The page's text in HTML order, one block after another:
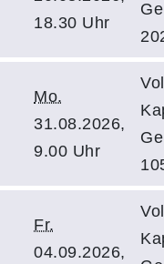
18.30 Uhr
Mo.
31.08.2026,
9.00 Uhr
Fr.
04.09.2026,